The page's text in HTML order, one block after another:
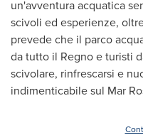
un'avventura acquatica
scivoli ed esperienze,
prevede che il parco
da tutto il Regno e turisti
scivolare, rinfrescarsi e
indimenticabile sul Mar